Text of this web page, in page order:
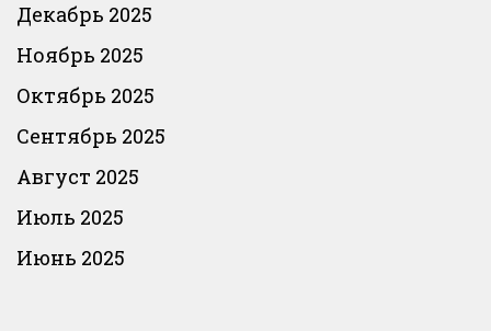
Декабрь 2025
Ноябрь 2025
Октябрь 2025
Сентябрь 2025
Август 2025
Июль 2025
Июнь 2025